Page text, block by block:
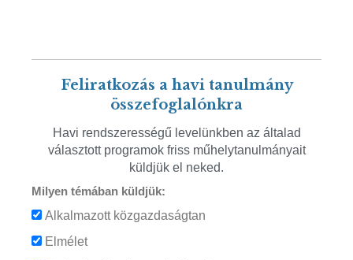
Feliratkozás a havi tanulmány
összefoglalónkra
Havi rendszerességű levelünkben az általad
választott programok friss műhelytanulmányait
küldjük el neked.
Milyen témában küldjük:
Alkalmazott közgazdaságtan
Elmélet